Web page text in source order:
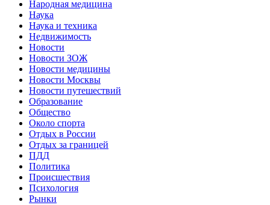
Народная медицина
Наука
Наука и техника
Недвижимость
Новости
Новости ЗОЖ
Новости медицины
Новости Москвы
Новости путешествий
Образование
Общество
Около спорта
Отдых в России
Отдых за границей
ПДД
Политика
Происшествия
Психология
Рынки